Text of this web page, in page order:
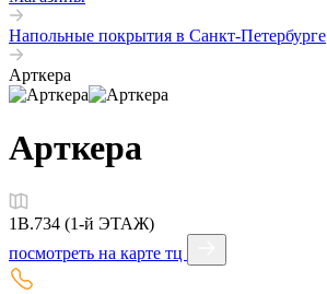
Напольные покрытия в Санкт-Петербурге
Арткера
Арткера
1B.734 (1-й ЭТАЖ)
посмотреть на карте тц